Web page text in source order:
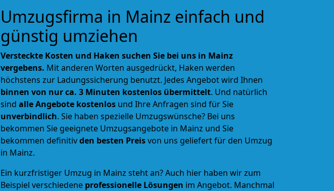
Umzugsfirma in Mainz einfach und
günstig umziehen
Versteckte Kosten und Haken suchen Sie bei uns in Mainz
vergebens. Mit anderen Worten ausgedrückt, Haken werden
höchstens zur Ladungssicherung benutzt. Jedes Angebot wird Ihnen
binnen von nur ca. 3 Minuten kostenlos übermittelt. Und natürlich
sind alle Angebote kostenlos und Ihre Anfragen sind für Sie
unverbindlich. Sie haben spezielle Umzugswünsche? Bei uns
bekommen Sie geeignete Umzugsangebote in Mainz und Sie
bekommen definitivden besten Preisvon uns geliefert für den Umzug
in Mainz.
Ein kurzfristiger Umzug in Mainz steht an? Auch hier haben wir zum
Beispiel verschiedene professionelle Lösungen im Angebot. Manchmal